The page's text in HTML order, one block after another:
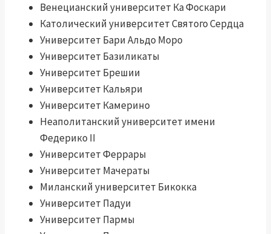
Венецианский университет Ка Фоскари
Католический университет Святого Сердца
Университет Бари Альдо Моро
Университет Базиликаты
Университет Брешии
Университет Кальяри
Университет Камерино
Неаполитанский университет имени
Федерико II
Университет Феррары
Университет Мачераты
Миланский университет Бикокка
Университет Падуи
Университет Пармы